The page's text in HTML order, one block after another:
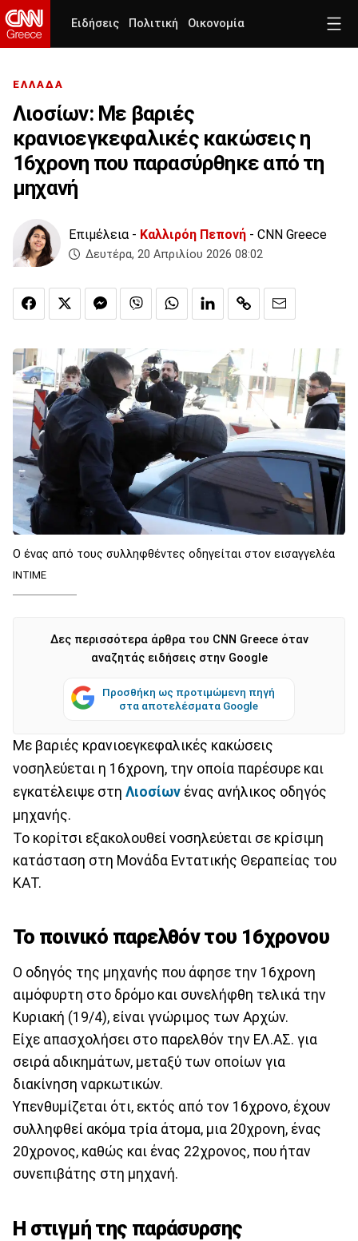
Ειδήσεις Πολιτική Οικονομία
ΕΛΛΑΔΑ
Λιοσίων: Με βαριές
κρανιοεγκεφαλικές κακώσεις η
16χρονη που παρασύρθηκε από τη
μηχανή
Επιμέλεια - Καλλιρόη Πεπονή - CNN Greece
Δευτέρα, 20 Απριλίου 2026 08:02
Ο ένας από τους συλληφθέντες οδηγείται στον εισαγγελέα
INTIME
Δες περισσότερα άρθρα του CNN Greece όταν
αναζητάς ειδήσεις στην Google
Προσθήκη ως προτιμώμενη πηγή
στα αποτελέσματα Google
Με βαριές κρανιοεγκεφαλικές κακώσεις
νοσηλεύεται η 16χρονη, την οποία παρέσυρε και
εγκατέλειψε στη Λιοσίων ένας ανήλικος οδηγός
μηχανής.
Το κορίτσι εξακολουθεί νοσηλεύεται σε κρίσιμη
κατάσταση στη Μονάδα Εντατικής Θεραπείας του
ΚΑΤ.
Το ποινικό παρελθόν του 16χρονου
Ο οδηγός της μηχανής που άφησε την 16χρονη
αιμόφυρτη στο δρόμο και συνελήφθη τελικά την
Κυριακή (19/4), είναι γνώριμος των Αρχών.
Είχε απασχολήσει στο παρελθόν την ΕΛ.ΑΣ. για
σειρά αδικημάτων, μεταξύ των οποίων για
διακίνηση ναρκωτικών.
Υπενθυμίζεται ότι, εκτός από τον 16χρονο, έχουν
συλληφθεί ακόμα τρία άτομα, μια 20χρονη, ένας
20χρονος, καθώς και ένας 22χρονος, που ήταν
συνεπιβάτης στη μηχανή.
Η στιγμή της παράσυρσης